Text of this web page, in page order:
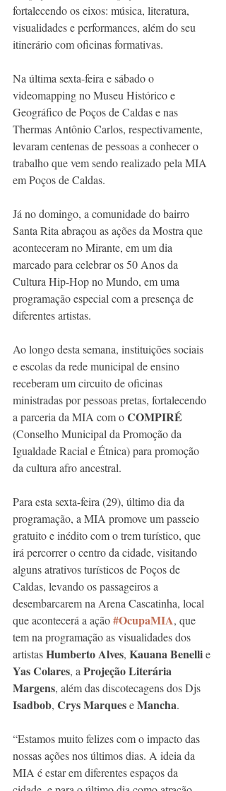
fortalecendo os eixos: música, literatura,
visualidades e performances, além do seu
itinerário com oficinas formativas.
Na última sexta-feira e sábado o
videomapping no Museu Histórico e
Geográfico de Poços de Caldas e nas
Thermas Antônio Carlos, respectivamente,
levaram centenas de pessoas a conhecer o
trabalho que vem sendo realizado pela MIA
em Poços de Caldas.
Já no domingo, a comunidade do bairro
Santa Rita abraçou as ações da Mostra que
aconteceram no Mirante, em um dia
marcado para celebrar os 50 Anos da
Cultura Hip-Hop no Mundo, em uma
programação especial com a presença de
diferentes artistas.
Ao longo desta semana, instituições sociais
e escolas da rede municipal de ensino
receberam um circuito de oficinas
ministradas por pessoas pretas, fortalecendo
a parceria da MIA com o COMPIRÉ
(Conselho Municipal da Promoção da
Igualdade Racial e Étnica) para promoção
da cultura afro ancestral.
Para esta sexta-feira (29), último dia da
programação, a MIA promove um passeio
gratuito e inédito com o trem turístico, que
irá percorrer o centro da cidade, visitando
alguns atrativos turísticos de Poços de
Caldas, levando os passageiros a
desembarcarem na Arena Cascatinha, local
que acontecerá a ação #OcupaMIA, que
tem na programação as visualidades dos
artistas Humberto Alves, Kauana Benelli e
Yas Colares, a Projeção Literária
Margens, além das discotecagens dos Djs
Isadbob, Crys Marques e Mancha.
“Estamos muito felizes com o impacto das
nossas ações nos últimos dias. A ideia da
MIA é estar em diferentes espaços da